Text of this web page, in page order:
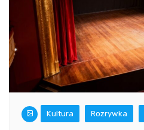
Kultura Rozrywka